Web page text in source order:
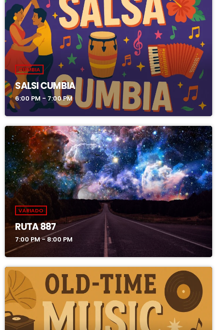
CUMBIA
SALSI CUMBIA
6:00 PM - 7:00 PM
VARIADO
RUTA 887
7:00 PM - 8:00 PM